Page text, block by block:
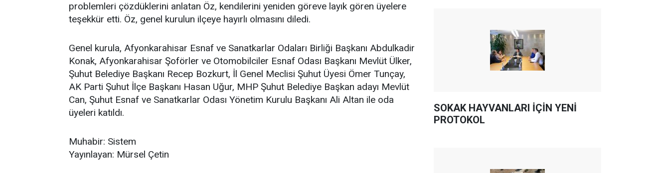
problemleri çözdüklerini anlatan Öz, kendilerini yeniden göreve layık gören üyelere
teşekkür etti. Öz, genel kurulun ilçeye hayırlı olmasını diledi.
Genel kurula, Afyonkarahisar Esnaf ve Sanatkarlar Odaları Birliği Başkanı Abdulkadir
Konak, Afyonkarahisar Şoförler ve Otomobilciler Esnaf Odası Başkanı Mevlüt Ülker,
Şuhut Belediye Başkanı Recep Bozkurt, İl Genel Meclisi Şuhut Üyesi Ömer Tunçay,
AK Parti Şuhut İlçe Başkanı Hasan Uğur, MHP Şuhut Belediye Başkan adayı Mevlüt
Can, Şuhut Esnaf ve Sanatkarlar Odası Yönetim Kurulu Başkanı Ali Altan ile oda
üyeleri katıldı.
Muhabir: Sistem
Yayınlayan: Mürsel Çetin
SOKAK HAYVANLARI İÇİN YENİ
PROTOKOL